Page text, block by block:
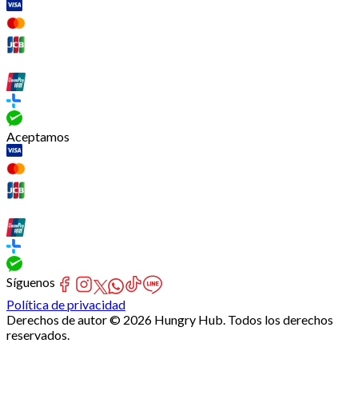
Aceptamos
Síguenos
Política de privacidad
Derechos de autor © 2026 Hungry Hub. Todos los derechos
reservados.